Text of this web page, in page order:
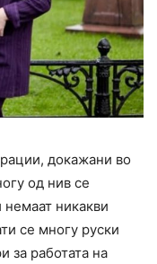
докажани во
од нив се
никакви
се многу руски
за работата на